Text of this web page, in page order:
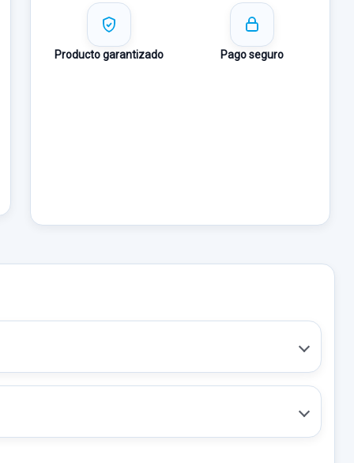
Producto garantizado Pago seguro